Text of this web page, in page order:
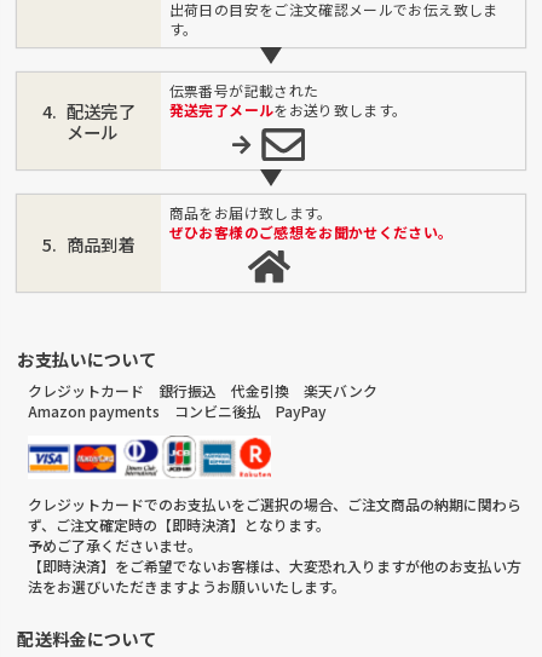
出荷日の目安をご注文確認メールでお伝え致しま
す。
配送完了
メール
伝票番号が記載された
発送完了メールをお送り致します。
商品到着
商品をお届け致します。
ぜひお客様のご感想をお聞かせください。
お支払いについて
クレジットカード 銀行振込 代金引換 楽天バンク
Amazon payments コンビニ後払 PayPay
クレジットカードでのお支払いをご選択の場合、ご注文商品の納期に関わら
ず、ご注文確定時の【即時決済】となります。
予めご了承くださいませ。
【即時決済】をご希望でないお客様は、大変恐れ入りますが他のお支払い方
法をお選びいただきますようお願いいたします。
配送料金について